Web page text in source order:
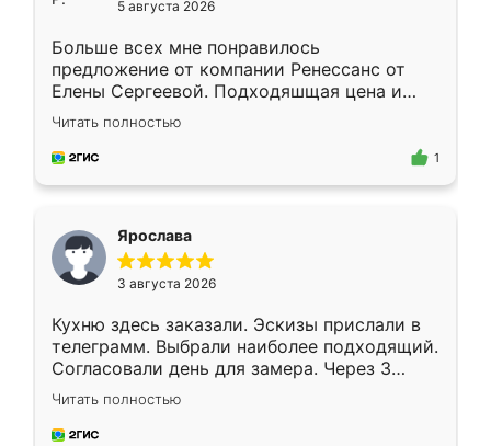
5 августа 2026
Больше всех мне понравилось
предложение от компании Ренессанс от
Елены Сергеевой. Подходяшщая цена и
короткие сроки изготовления. Приехавший
для замера сотрудник Владислав
предложил по моему эскизу самый
Читать полностью
1
Ярослава
3 августа 2026
Кухню здесь заказали. Эскизы прислали в
телеграмм. Выбрали наиболее подходящий.
Согласовали день для замера. Через 3
недели кухня была уже готова. Остались
довольны работой. Спасибо Ренессанс
мебель за качественную работу!
Читать полностью